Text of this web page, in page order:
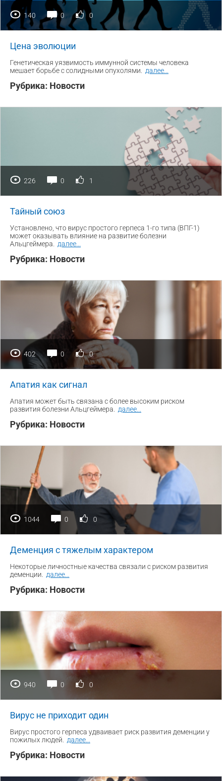
140 0 0
Цена эволюции
Генетическая уязвимость иммунной системы человека
мешает борьбе с солидными опухолями.
далее
Рубрика: Новости
226 0 1
Тайный союз
Установлено, что вирус простого герпеса 1-го типа (ВПГ-1)
может оказывать влияние на развитие болезни
Альцгеймера.
далее
Рубрика: Новости
402 0 0
Апатия как сигнал
Апатия может быть связана с более высоким риском
развития болезни Альцгеймера.
далее
Рубрика: Новости
1044 0 0
Деменция с тяжелым характером
Некоторые личностные качества связали с риском развития
деменции.
далее
Рубрика: Новости
940 0 0
Вирус не приходит один
Вирус простого герпеса удваивает риск развития деменции у
пожилых людей.
далее
Рубрика: Новости